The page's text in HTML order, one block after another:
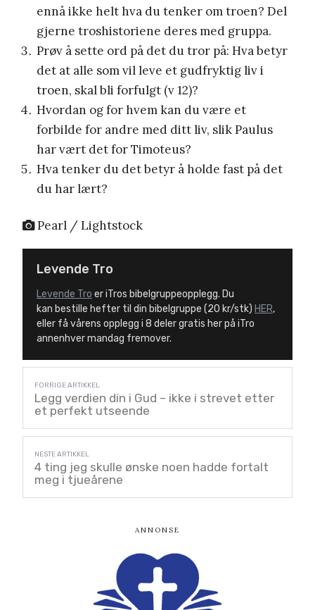
ennå ikke helt hva du tenker om troen? Del
gjerne troshistoriene deres med gruppa.
Prøv å sette ord på det du tror på: Hva betyr
det at alle som vil leve et gudfryktig liv i
troen, skal bli forfulgt (v 12)?
Hvordan og for hvem kan du være et
forbilde for andre med ditt liv, slik Paulus
har vært det for Timoteus?
Hva tenker du det betyr å holde fast på det
du har lært?
Pearl / Lightstock
Levende Tro
Levende Tro er iTros bibelgruppeopplegg. Du
kan bestille hefter til din bibelgruppe (20 kr/stk) HER,
eller få vårens opplegg i 8 deler gratis her på iTro
annenhver mandag fremover.
Legg verdien din i Gud – ikke i strevet etter
et perfekt utseende
4 ting jeg skulle ønske noen hadde fortalt
meg i tjueårene